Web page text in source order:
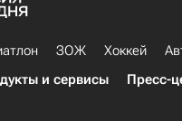
ЗОЖ Хоккей
и сервисы Пресс-